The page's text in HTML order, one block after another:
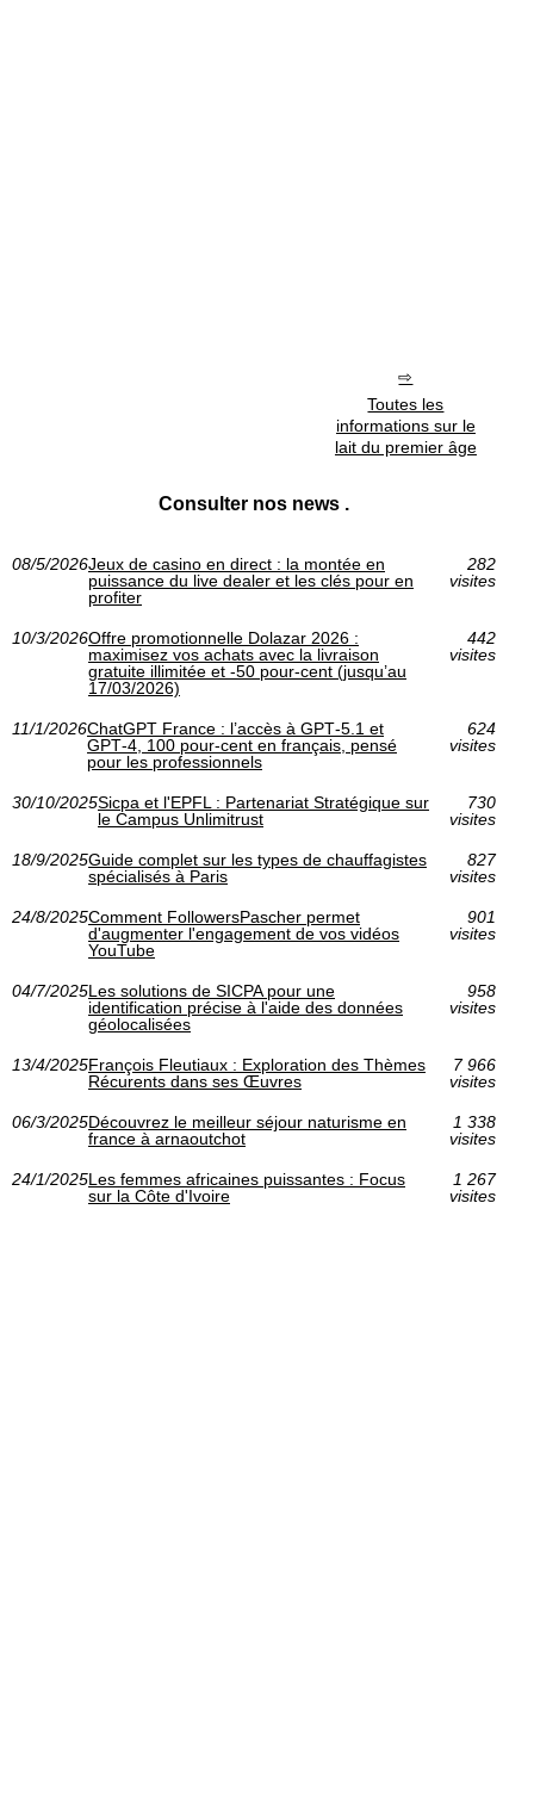
Toutes les
informations sur le
lait du premier âge
Consulter nos news .
08/5/2026Jeux de casino en direct : la montée en
puissance du live dealer et les clés pour en
profiter
282
visites
10/3/2026Offre promotionnelle Dolazar 2026 :
maximisez vos achats avec la livraison
gratuite illimitée et -50 pour-cent (jusqu’au
17/03/2026)
442
visites
11/1/2026ChatGPT France : l’accès à GPT‑5.1 et
GPT‑4, 100 pour-cent en français, pensé
pour les professionnels
624
visites
30/10/2025Sicpa et l'EPFL : Partenariat Stratégique sur
le Campus Unlimitrust
730
visites
18/9/2025Guide complet sur les types de chauffagistes
spécialisés à Paris
827
visites
24/8/2025Comment FollowersPascher permet
d'augmenter l'engagement de vos vidéos
YouTube
901
visites
04/7/2025Les solutions de SICPA pour une
identification précise à l'aide des données
géolocalisées
958
visites
13/4/2025François Fleutiaux : Exploration des Thèmes
Récurents dans ses Œuvres
7 966
visites
06/3/2025Découvrez le meilleur séjour naturisme en
france à arnaoutchot
1 338
visites
24/1/2025Les femmes africaines puissantes : Focus
sur la Côte d'Ivoire
1 267
visites